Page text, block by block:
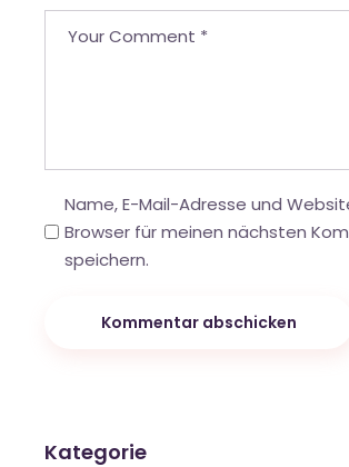
Name, E-Mail-Adresse und
Browser für meinen nächsten
speichern.
Kommentar abschicken
Kategorie